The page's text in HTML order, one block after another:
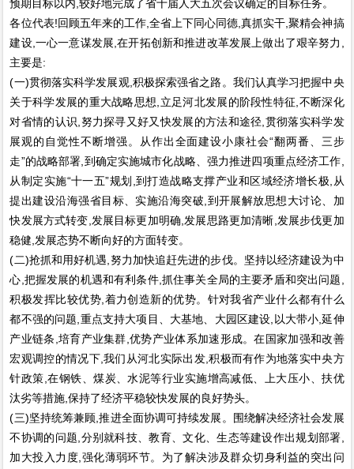
预期目标以内,较好地完成了省十届人大五次会议确定的目标任务。
各位代表!回顾五年来的工作,全省上下同心同德,真抓实干,聚精会神搞
建设,一心一意谋发展,在开拓创新和推进改革发展上做出了艰辛努力,
主要是:
(一)贯彻落实科学发展观,积极探索强省之路。我们认真学习把握中央
关于科学发展的重大战略思想,立足河北发展的阶段性特征,不断深化
对省情的认识,努力探寻又好又快发展的方法和途径,贯彻落实科学发
展观的自觉性不断增强。从作出全面建设小康社会“翻两番、三步
走”的战略部署,到确定实施城市化战略、强力推进四项重点经济工作,
从制定实施“十一五”规划,到打造战略支撑产业和区域经济增长极,从
提出建设沿海强省目标、实施沿海突破,到开展解放思想大讨论、加
快发展方式转变,发展目标更加明确,发展思路更加清晰,发展步伐更加
稳健,发展态势不断向好的方面转变。
(二)抢抓和用好机遇,努力加快追赶先进的步伐。坚持以经济建设为中
心,把握发展的机遇和有利条件,抓住事关全局的主要矛盾和突出问题,
积极发挥比较优势,着力创造新的优势。针对我省产业什么都有什么
都不强的问题,重点支持大项目、大基地、大园区建设,以大带小,延伸
产业链条,培育产业集群,优势产业体系加速形成。在国家加强和改善
宏观调控的情况下,我们从河北实际出发,积极而有作为地落实中央方
针政策,在钢铁、煤炭、水泥等行业实施增高减低、上大压小、扶优
汰劣等措施,保持了经济平稳较快发展的良好势头。
(三)坚持统筹兼顾,推进全面协调可持续发展。围绕解决经济社会发展
不协调的问题,分别就科技、教育、文化、生态等建设作出规划部署,
加大投入力度,强化薄弱环节。为了解决涉及群众切身利益的突出问